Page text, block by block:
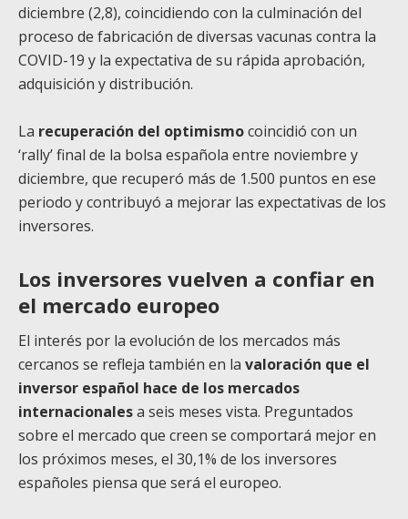
diciembre (2,8), coincidiendo con la culminación del
proceso de fabricación de diversas vacunas contra la
COVID-19 y la expectativa de su rápida aprobación,
adquisición y distribución.
La recuperación del optimismocoincidió con un
‘rally’ final de la bolsa española entre noviembre y
diciembre, que recuperó más de 1.500 puntos en ese
periodo y contribuyó a mejorar las expectativas de los
inversores.
Los inversores vuelven a confiar en
el mercado europeo
El interés por la evolución de los mercados más
cercanos se refleja también en la valoración que el
inversor español hace de los mercados
internacionalesa seis meses vista. Preguntados
sobre el mercado que creen se comportará mejor en
los próximos meses, el 30,1% de los inversores
españoles piensa que será el europeo.